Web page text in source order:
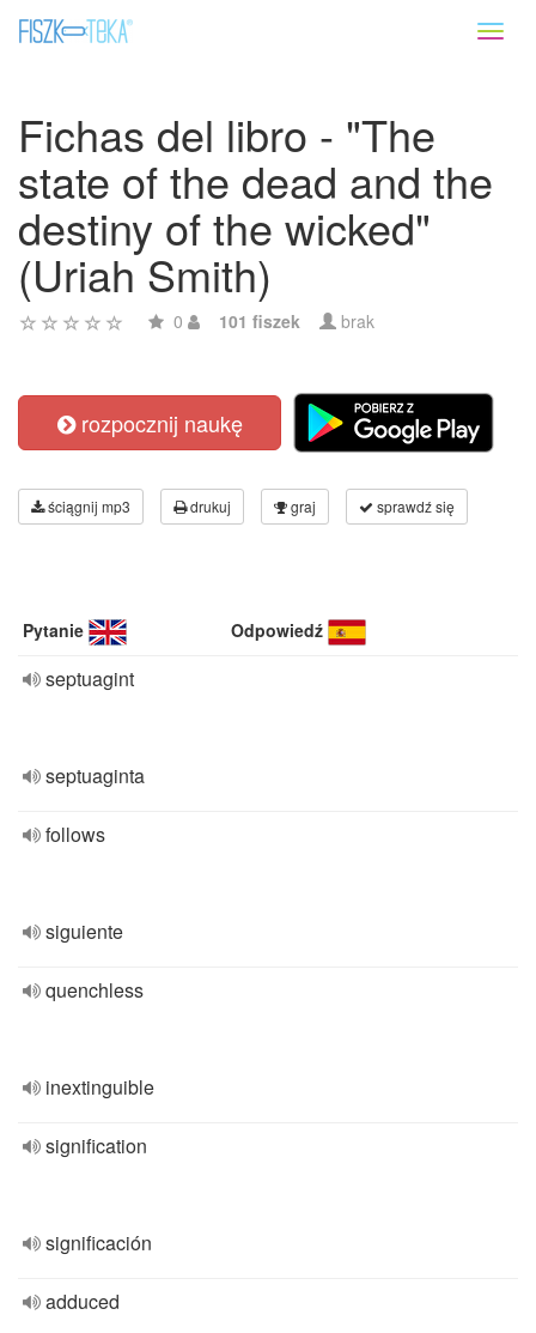
Fichas del libro - "The
state of the dead and the
destiny of the wicked"
(Uriah Smith)
0 101 fiszek brak
rozpocznij naukę
ściągnij mp3 drukuj graj sprawdź się
Pytanie Odpowiedź
septuagint
septuaginta
follows
siguiente
quenchless
inextinguible
signification
significación
adduced